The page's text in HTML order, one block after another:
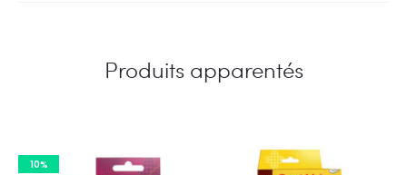
Produits apparentés
10%